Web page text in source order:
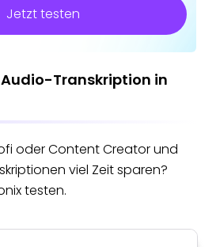
Jetzt testen
Audio-Transkription in
oder Content Creator und
viel Zeit sparen?
testen.